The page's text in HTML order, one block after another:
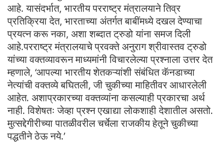
आहे. यासंदर्भात, भारतीय परराष्ट्र मंत्रालयाने तिव्र
प्रतिक्रिया देत, भारताच्या अंतर्गत बाबींमध्ये दखल देण्याचा
प्रयत्न करू नका, अशा शब्दात ट्रुडो यांना समज दिली
आहे.परराष्ट्र मंत्रालयाचे प्रवक्ते अनुराग श्रीवास्तव ट्रुडो
यांच्या वक्तव्यावरून माध्यमांनी विचारलेल्या प्रश्नाला उत्तर देत
म्हणाले, ‘आपल्या भारतीय शेतकऱ्यांशी संबंधित कॅनडाच्या
नेत्यांची वक्तव्ये बघितली, जी चुकीच्या माहितीवर आधारलेली
आहेत. अशाप्रकारच्या वक्तव्यांना कसल्याही प्रकारचा अर्थ
नाही. विशेषतः जेव्हा प्रश्न एखाद्या लोकशाही देशातील असतो.
मुत्सद्देगीरीच्या पातळीवरील चर्चेला राजकीय हेतूने चुकीच्या
पद्धतीने ठेऊ नये.’